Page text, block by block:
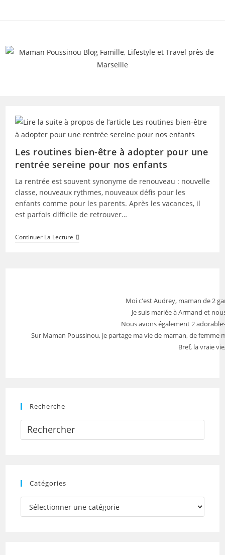
Les routines bien-être à adopter pour une
rentrée sereine pour nos enfants
La rentrée est souvent synonyme de renouveau : nouvelle
classe, nouveaux rythmes, nouveaux défis pour les
enfants comme pour les parents. Après les vacances, il
est parfois difficile de retrouver…
Continuer La LectureLes
Routines
Enfants
Moi c'est Audrey, maman de 2
Je suis mariée à Armand et
Nous avons également 2
Sur Maman Poussinou, je partage ma vie de maman, de femme
Bref, la vraie
Recherche
Catégories
Catégories